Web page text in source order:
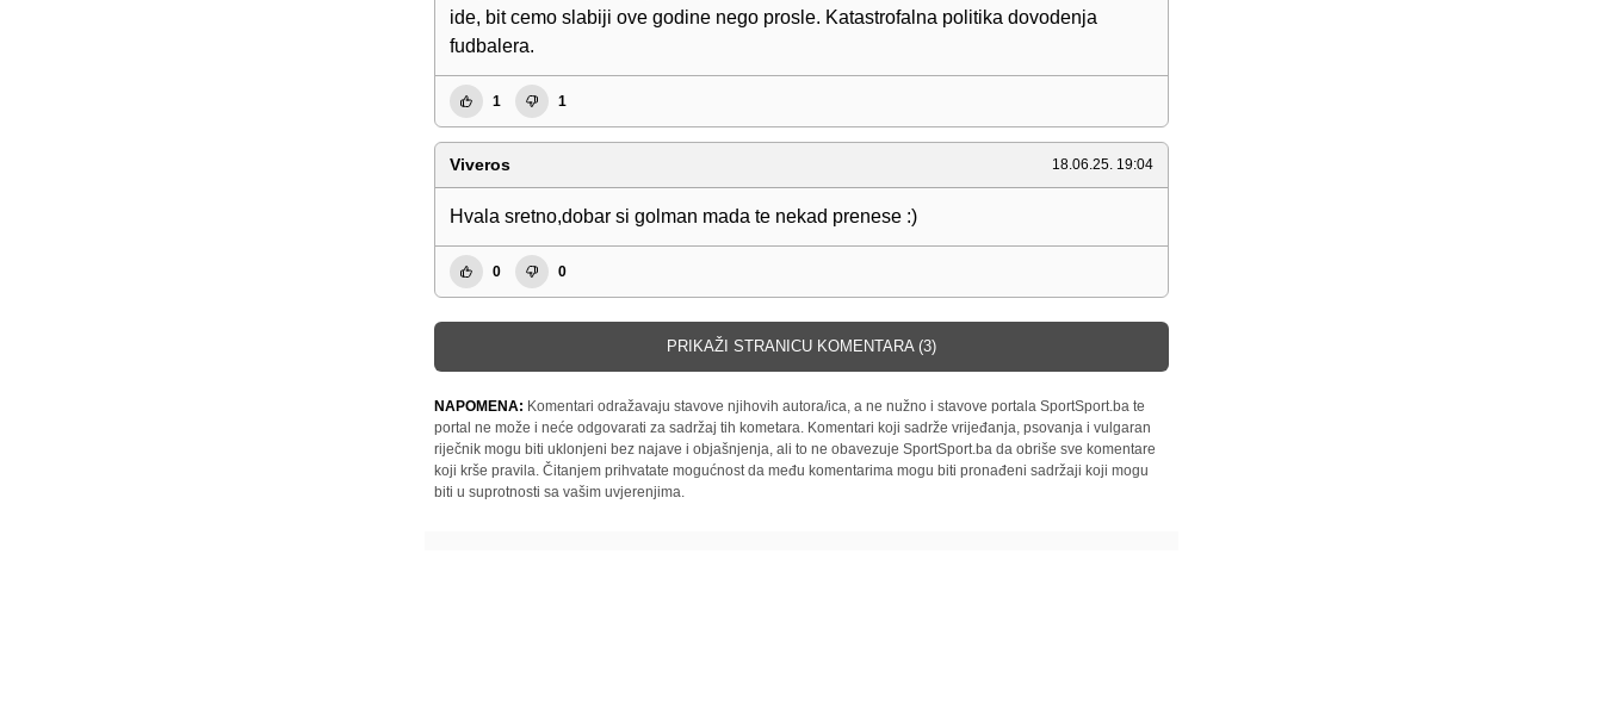
ide, bit cemo slabiji ove godine nego prosle. Katastrofalna politika dovodenja
fudbalera.
1 1
Viveros 18.06.25. 19:04
Hvala sretno,dobar si golman mada te nekad prenese :)
0 0
PRIKAŽI STRANICU KOMENTARA (3)
NAPOMENA: Komentari odražavaju stavove njihovih autora/ica, a ne nužno i stavove portala SportSport.ba te
portal ne može i neće odgovarati za sadržaj tih kometara. Komentari koji sadrže vrijeđanja, psovanja i vulgaran
riječnik mogu biti uklonjeni bez najave i objašnjenja, ali to ne obavezuje SportSport.ba da obriše sve komentare
koji krše pravila. Čitanjem prihvatate mogućnost da među komentarima mogu biti pronađeni sadržaji koji mogu
biti u suprotnosti sa vašim uvjerenjima.